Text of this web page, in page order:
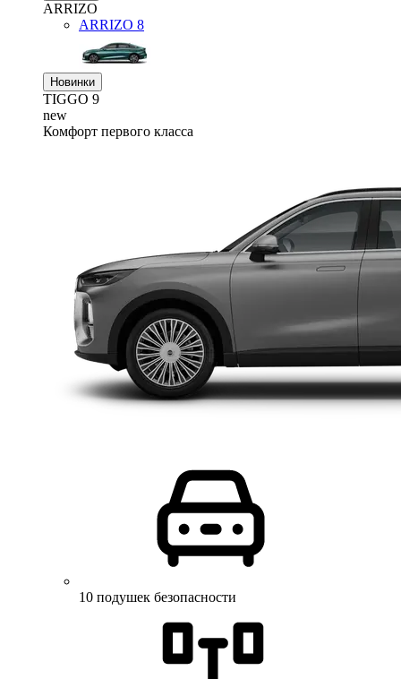
ARRIZO
ARRIZO 8
Новинки
TIGGO 9
new
Комфорт первого класса
10 подушек безопасности